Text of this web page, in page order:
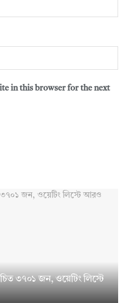
in this browser for the next
৩৭০১ জন, ওয়েটিং লিস্টে